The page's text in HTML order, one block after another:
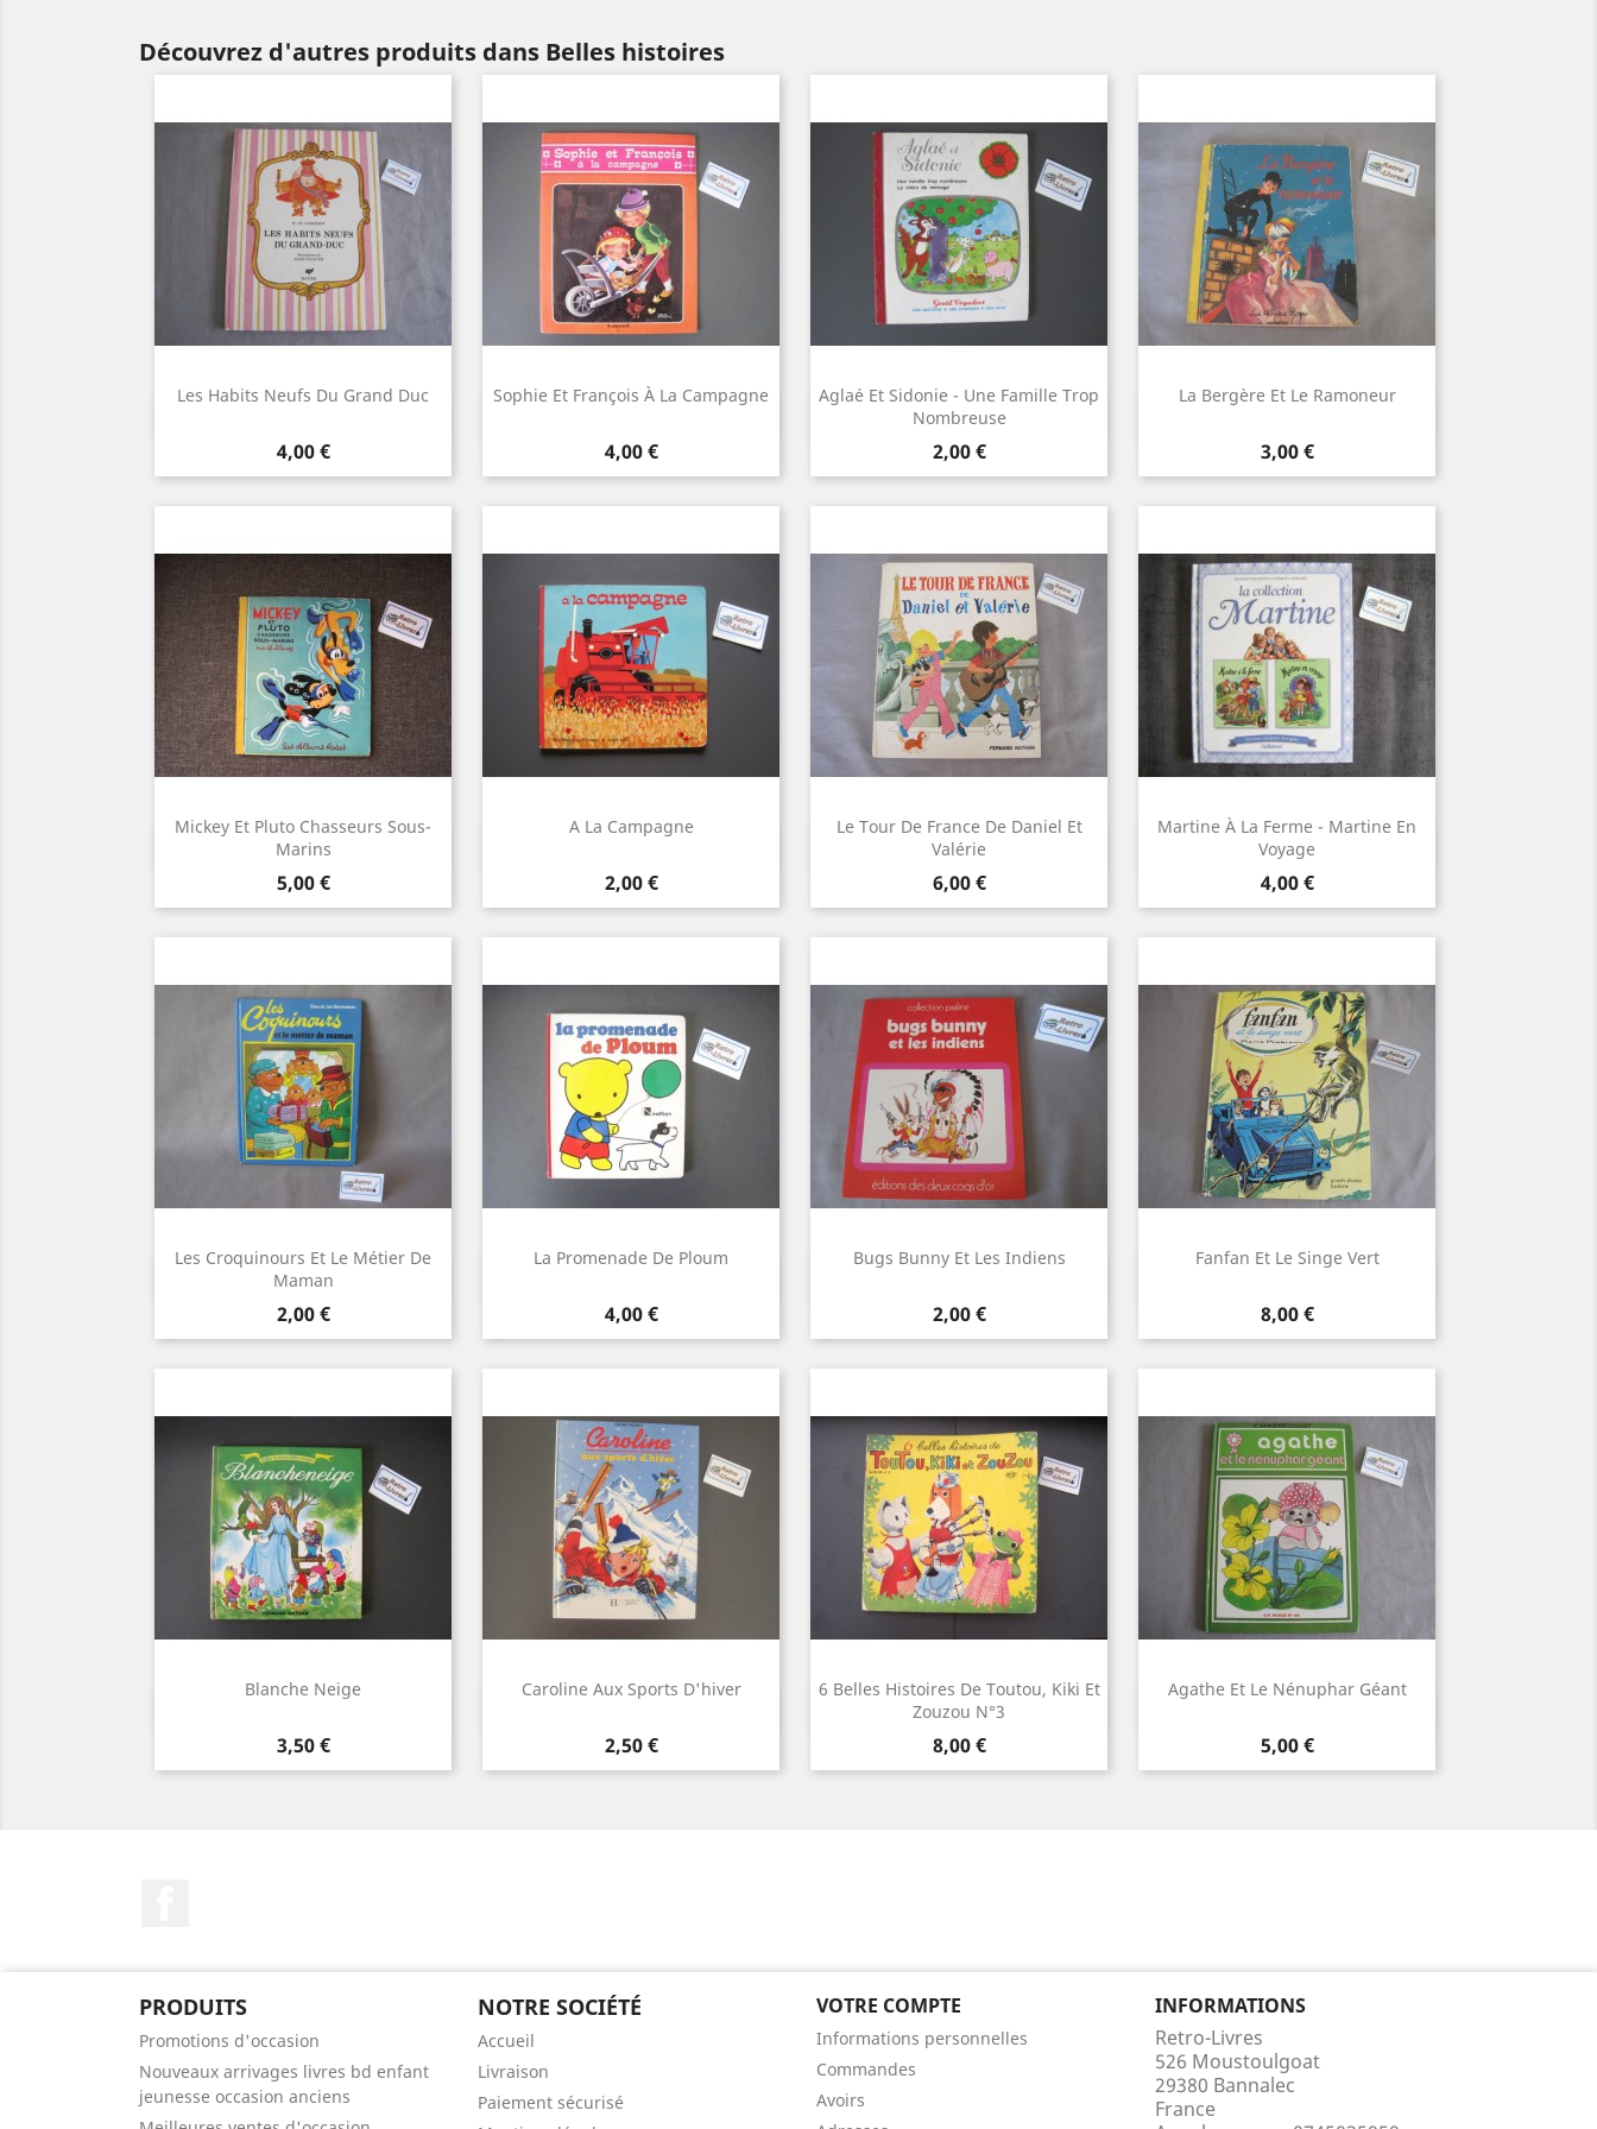
Découvrez d'autres produits dans Belles histoires
Les Habits Neufs Du Grand Duc
Prix
4,00 €
Sophie Et François À La Campagne
Prix
4,00 €
Aglaé Et Sidonie - Une Famille Trop
Nombreuse
Prix
2,00 €
Aperçu rapide
La Bergère Et Le Ramoneur
Prix
3,00 €
Mickey Et Pluto Chasseurs Sous-
Marins
Prix
5,00 €
Aperçu rapide
A La Campagne
Prix
2,00 €
Le Tour De France De Daniel Et
Valérie
Prix
6,00 €
Aperçu rapide
Martine À La Ferme - Martine En
Voyage
Prix
4,00 €
Aperçu rapide
Les Croquinours Et Le Métier De
Maman
Prix
2,00 €
Aperçu rapide
La Promenade De Ploum
Prix
4,00 €
Bugs Bunny Et Les Indiens
Prix
2,00 €
Fanfan Et Le Singe Vert
Prix
8,00 €
Blanche Neige
Prix
3,50 €
Caroline Aux Sports D'hiver
Prix
2,50 €
6 Belles Histoires De Toutou, Kiki Et
Zouzou N°3
Prix
8,00 €
Aperçu rapide
Agathe Et Le Nénuphar Géant
Prix
5,00 €
PRODUITS
Promotions d'occasion
Nouveaux arrivages livres bd enfant
jeunesse occasion anciens
NOTRE SOCIÉTÉ
Accueil
Livraison
Paiement sécurisé
VOTRE COMPTE
Informations personnelles
Commandes
Avoirs
INFORMATIONS
Retro-Livres
526 Moustoulgoat
29380 Bannalec
France